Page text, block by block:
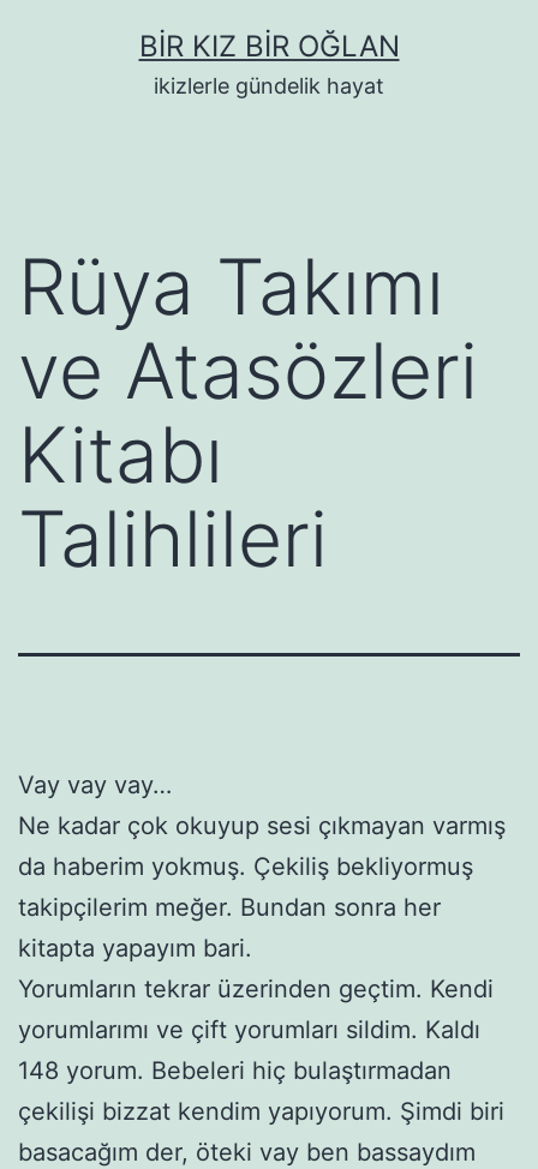
BIR KIZ BIR OĞLAN
ikizlerle gündelik hayat
Rüya Takımı
ve Atasözleri
Kitabı
Talihlileri
Vay vay vay…
Ne kadar çok okuyup sesi çıkmayan varmış
da haberim yokmuş. Çekiliş bekliyormuş
takipçilerim meğer. Bundan sonra her
kitapta yapayım bari.
Yorumların tekrar üzerinden geçtim. Kendi
yorumlarımı ve çift yorumları sildim. Kaldı
148 yorum. Bebeleri hiç bulaştırmadan
çekilişi bizzat kendim yapıyorum. Şimdi biri
basacağım der, öteki vay ben bassaydım